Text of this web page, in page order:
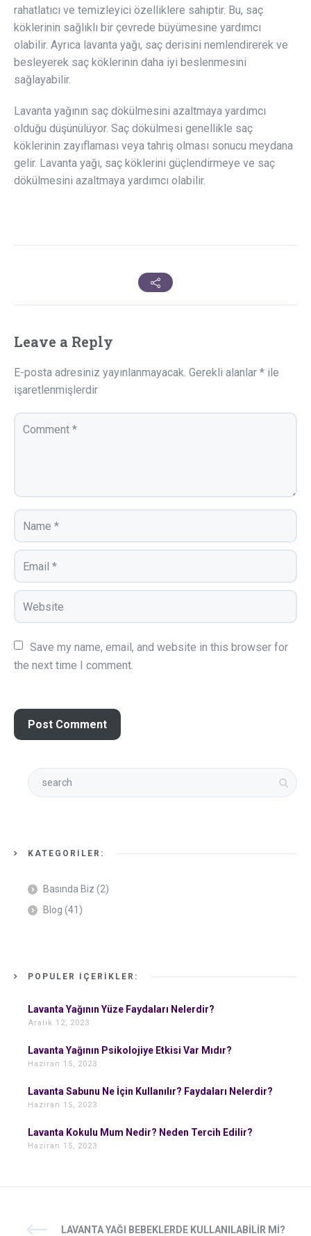
rahatlatıcı ve temizleyici özelliklere sahiptir. Bu, saç
köklerinin sağlıklı bir çevrede büyümesine yardımcı
olabilir. Ayrıca lavanta yağı, saç derisini nemlendirerek ve
besleyerek saç köklerinin daha iyi beslenmesini
sağlayabilir.
Lavanta yağının saç dökülmesini azaltmaya yardımcı
olduğu düşünülüyor. Saç dökülmesi genellikle saç
köklerinin zayıflaması veya tahriş olması sonucu meydana
gelir. Lavanta yağı, saç köklerini güçlendirmeye ve saç
dökülmesini azaltmaya yardımcı olabilir.
Leave a Reply
E-posta adresiniz yayınlanmayacak. Gerekli alanlar * ile
işaretlenmişlerdir
Save my name, email, and website in this browser for
the next time I comment.
KATEGORILER:
Basında Biz (2)
Blog (41)
POPÜLER İÇERIKLER:
Lavanta Yağının Yüze Faydaları Nelerdir?
Aralık 12, 2023
Lavanta Yağının Psikolojiye Etkisi Var Mıdır?
Haziran 15, 2023
Lavanta Sabunu Ne İçin Kullanılır? Faydaları Nelerdir?
Haziran 15, 2023
Lavanta Kokulu Mum Nedir? Neden Tercih Edilir?
Haziran 15, 2023
LAVANTA YAĞI BEBEKLERDE KULLANILABILIR MI?